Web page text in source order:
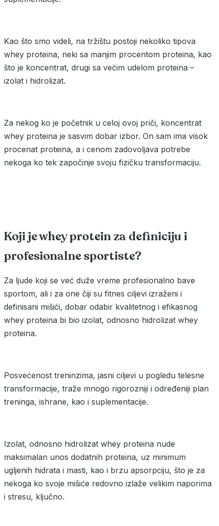
Kao što smo videli, na tržištu postoji nekoliko tipova
whey proteina, neki sa manjim procentom proteina, kao
što je koncentrat, drugi sa većim udelom proteina –
izolat i hidrolizat.
Za nekog ko je početnik u celoj ovoj priči, koncentrat
whey proteina je sasvim dobar izbor. On sam ima visok
procenat proteina, a i cenom zadovoljava potrebe
nekoga ko tek započinje svoju fizičku transformaciju.
Koji je whey protein za definiciju i
profesionalne sportiste?
Za ljude koji se već duže vreme profesionalno bave
sportom, ali i za one čiji su fitnes ciljevi izraženi i
definisani mišići, dobar odabir kvalitetnog i efikasnog
whey proteina bi bio izolat, odnosno hidrolizat whey
proteina.
Posvećenost treninzima, jasni ciljevi u pogledu telesne
transformacije, traže mnogo rigorozniji i određeniji plan
treninga, ishrane, kao i suplementacije.
Izolat, odnosno hidrolizat whey proteina nude
maksimalan unos dodatnih proteina, uz minimum
ugljenih hidrata i masti, kao i brzu apsorpciju, što je za
nekoga ko svoje mišiće redovno izlaže velikim naporima
i stresu, ključno.